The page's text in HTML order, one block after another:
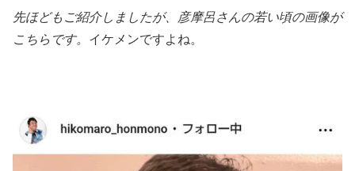
先ほどもご紹介しましたが、彦摩呂さんの若い頃の画像が
こちらです。 イケメンですよね。